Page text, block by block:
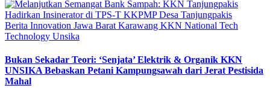
Berita Innovation Jawa Barat Karawang KKN National Tech
Technology Unsika
Bukan Sekadar Teori: ‘Senjata’ Elektrik & Organik KKN
UNSIKA Bebaskan Petani Kampungsawah dari Jerat Pestisida
Mahal